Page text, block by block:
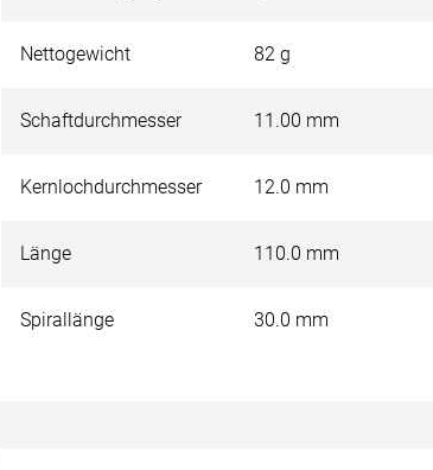
Nettogewicht 82 g
Schaftdurchmesser 11.00 mm
Kernlochdurchmesser 12.0 mm
Länge 110.0 mm
Spirallänge 30.0 mm